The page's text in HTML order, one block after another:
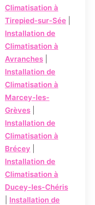
Climatisation à
Tirepied-sur-Sée
Installation de
Climatisation à
Avranches
Installation de
Climatisation à
Marcey-les-
Grèves
Installation de
Climatisation à
Brécey
Installation de
Climatisation à
Ducey-les-Chéris
Installation de